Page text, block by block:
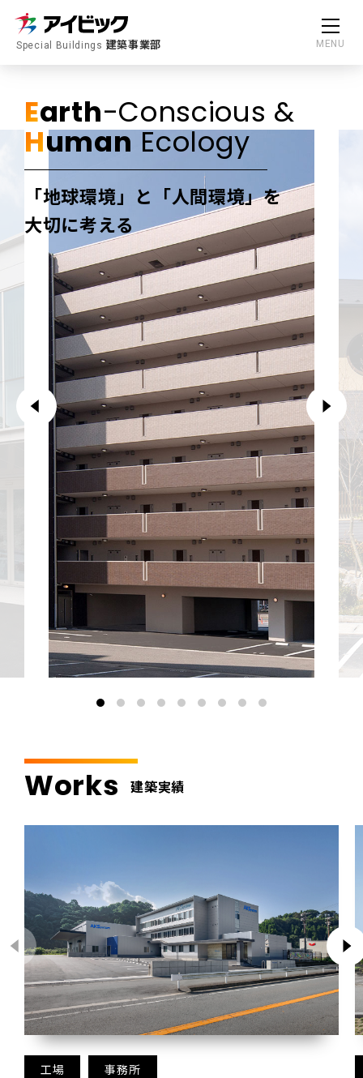
Special Buildings 建築事業部 MENU
Earth-Conscious &
HumanEcology
「地球環境」と「人間環境」を
大切に考える
Works 建築実績
工場 事務所